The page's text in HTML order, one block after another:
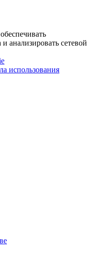
анализировать сетевой
использования